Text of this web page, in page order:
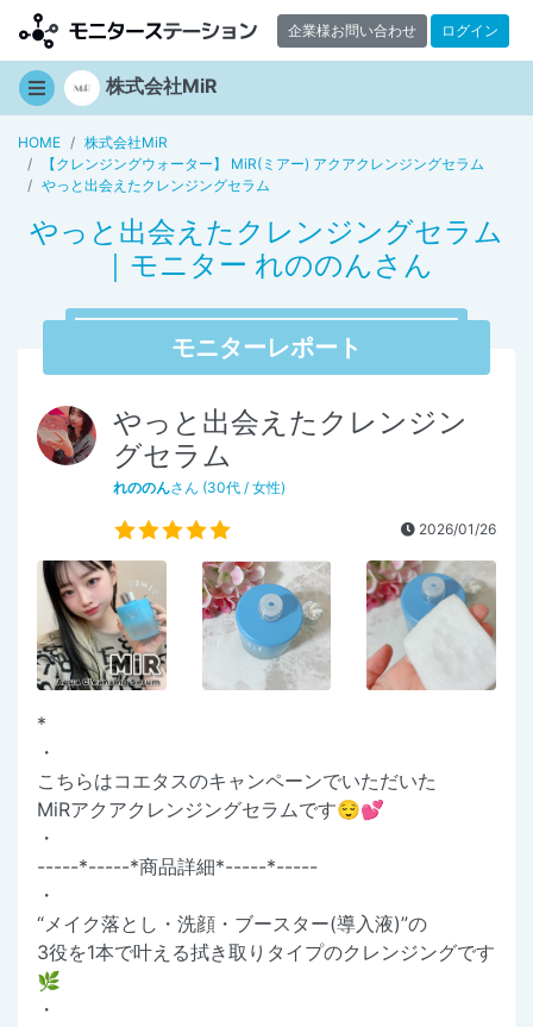
企業様お問い合わせ ログイン
株式会社MiR
HOME
株式会社MiR
【クレンジングウォーター】 MiR(ミアー) アクアクレンジングセラム
やっと出会えたクレンジングセラム
やっと出会えたクレンジングセラム
｜モニター れののんさん
モニターレポート
やっと出会えたクレンジン
グセラム
れののんさん (30代 / 女性)
2026/01/26
*
・
こちらはコエタスのキャンペーンでいただいた
MiRアクアクレンジングセラムです😌💕
・
-----*-----*商品詳細*-----*-----
・
“メイク落とし・洗顔・ブースター(導入液)”の
3役を1本で叶える拭き取りタイプのクレンジングです
🌿
・